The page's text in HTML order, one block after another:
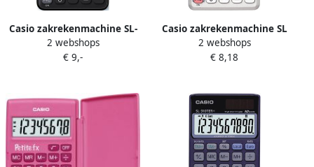
Casio zakrekenmachine SL-
310UC zwart
2 webshops
€ 9,-
Casio zakrekenmachine SL
305 ECO
2 webshops
€ 8,18